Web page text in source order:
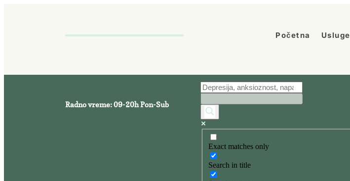
Početna Usluge
Radno vreme: 09-20h Pon-Sub
Exact matches only
Search in title